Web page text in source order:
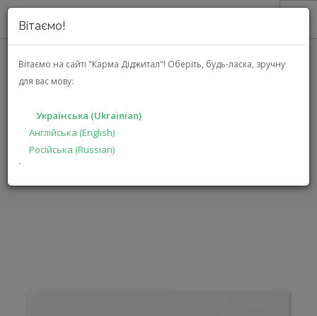
Вітаємо!
Вітаємо на сайті "Карма Діджитал"! Оберіть, будь-ласка, зручну
для вас мову:
Українська (Ukrainian)
Англійська (English)
Російська (Russian)
`
ПРО НАС
АКЦІЇ
РІШЕННЯ
ВИРОБНИКАМ
ГОЛОВНА КАТАЛОГ
ZC-7